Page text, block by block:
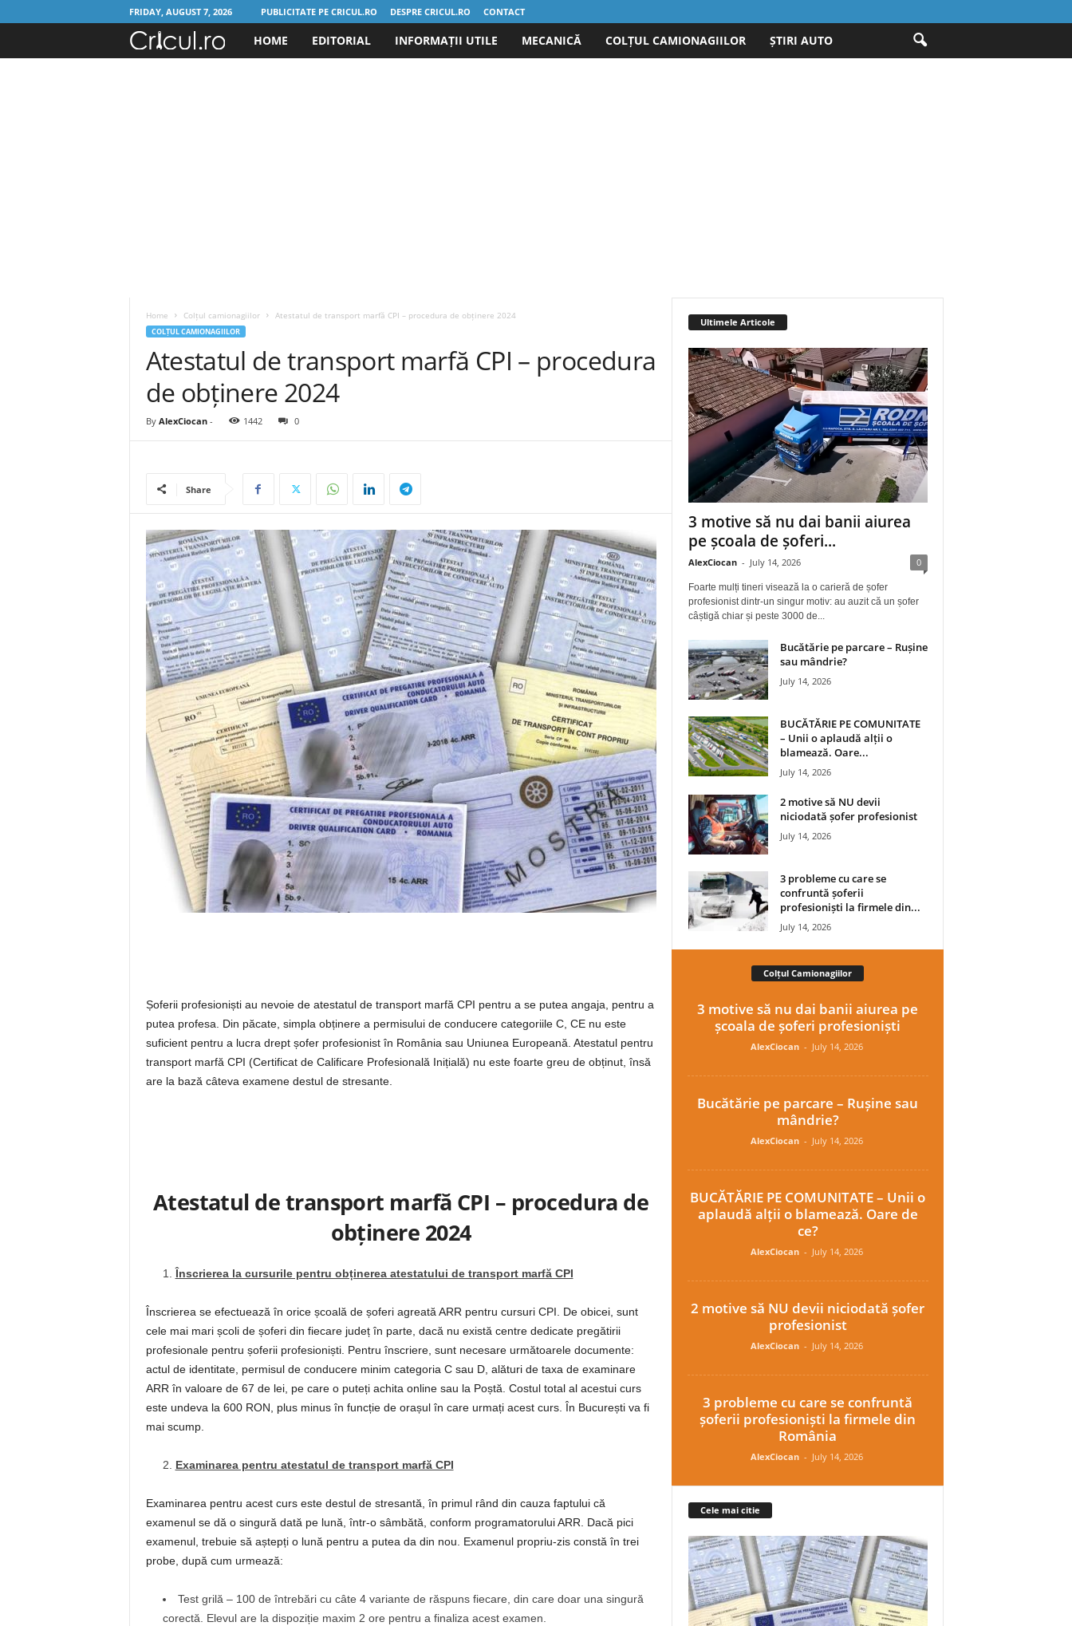
FRIDAY, AUGUST 7, 2026 PUBLICITATE PE CRICUL.RO DESPRE CRICUL.RO CONTACT
o
HOME EDITORIAL INFORMAȚII UTILE MECANICĂ COLȚUL CAMIONAGIILOR ȘTIRI AUTO
Home Colțul camionagiilor Atestatul de transport marfă CPI – procedura de obținere 2024
COLȚUL CAMIONAGIILOR
Atestatul de transport marfă CPI – procedura
de obținere 2024
By AlexCiocan- 1442 0
Share
Șoferii profesioniști au nevoie de atestatul de transport marfă CPI pentru a se putea angaja, pentru a
putea profesa. Din păcate, simpla obținere a permisului de conducere categoriile C, CE nu este
suficient pentru a lucra drept șofer profesionist în România sau Uniunea Europeană. Atestatul pentru
transport marfă CPI (Certificat de Calificare Profesională Inițială) nu este foarte greu de obținut, însă
are la bază câteva examene destul de stresante.
Atestatul de transport marfă CPI – procedura de
obținere 2024
Înscrierea la cursurile pentru obținerea atestatului de transport marfă CPI
Înscrierea se efectuează în orice școală de șoferi agreată ARR pentru cursuri CPI. De obicei, sunt
cele mai mari școli de șoferi din fiecare județ în parte, dacă nu există centre dedicate pregătirii
profesionale pentru șoferii profesioniști. Pentru înscriere, sunt necesare următoarele documente:
actul de identitate, permisul de conducere minim categoria C sau D, alături de taxa de examinare
ARR în valoare de 67 de lei, pe care o puteți achita online sau la Poștă. Costul total al acestui curs
este undeva la 600 RON, plus minus în funcție de orașul în care urmați acest curs. În București va fi
mai scump.
Examinarea pentru atestatul de transport marfă CPI
Examinarea pentru acest curs este destul de stresantă, în primul rând din cauza faptului că
examenul se dă o singură dată pe lună, într-o sâmbătă, conform programatorului ARR. Dacă pici
examenul, trebuie să aștepți o lună pentru a putea da din nou. Examenul propriu-zis constă în trei
probe, după cum urmează:
Test grilă – 100 de întrebări cu câte 4 variante de răspuns fiecare, din care doar una singură
corectă. Elevul are la dispoziție maxim 2 ore pentru a finaliza acest examen.
Ultimele Articole
3 motive să nu dai banii aiurea
pe școala de șoferi...
AlexCiocan - July 14, 2026 0
Foarte mulți tineri visează la o carieră de șofer
profesionist dintr-un singur motiv: au auzit că un șofer
câștigă chiar și peste 3000 de...
Bucătărie pe parcare – Rușine
sau mândrie?
July 14, 2026
BUCĂTĂRIE PE COMUNITATE
– Unii o aplaudă alții o
blamează. Oare...
July 14, 2026
2 motive să NU devii
niciodată șofer profesionist
July 14, 2026
3 probleme cu care se
confruntă șoferii
profesioniști la firmele din...
July 14, 2026
Colțul Camionagiilor
3 motive să nu dai banii aiurea pe
școala de șoferi profesioniști
AlexCiocan - July 14, 2026
Bucătărie pe parcare – Rușine sau
mândrie?
AlexCiocan - July 14, 2026
BUCĂTĂRIE PE COMUNITATE – Unii o
aplaudă alții o blamează. Oare de
ce?
AlexCiocan - July 14, 2026
2 motive să NU devii niciodată șofer
profesionist
AlexCiocan - July 14, 2026
3 probleme cu care se confruntă
șoferii profesioniști la firmele din
România
AlexCiocan - July 14, 2026
Cele mai citie